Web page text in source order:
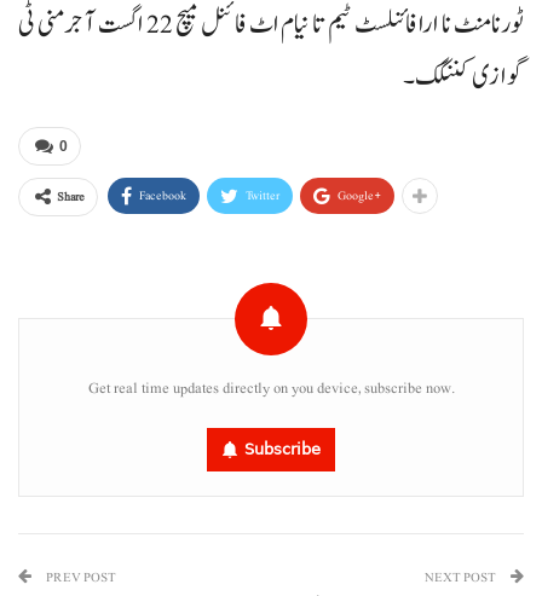
ٹورنامنٹ نا ارا فائنلسٹ ٹیم تا نیام اٹ فائنل میچ 22 اگست آ جرمنی ٹی
گوازی کننگک۔
0
Share Facebook Twitter Google+
Get real time updates directly on you device, subscribe now.
Subscribe
PREV POST NEXT POST